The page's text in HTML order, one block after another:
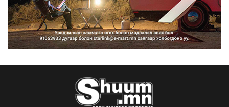
Засгийн газар энэ оныг дуустал
санхүүгийн хэмнэлти...
2026/08/06
Шатахууны импортын гаалийн албан
2026/08/06